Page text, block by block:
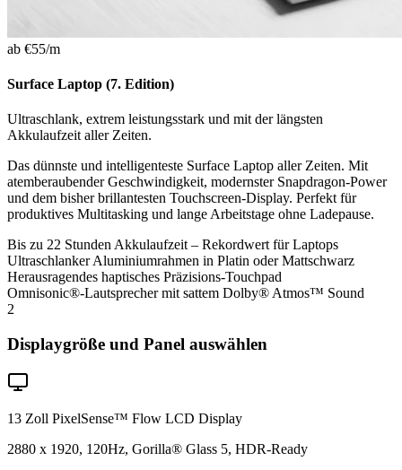
ab €55/m
Surface Laptop (7. Edition)
Ultraschlank, extrem leistungsstark und mit der längsten
Akkulaufzeit aller Zeiten.
Das dünnste und intelligenteste Surface Laptop aller Zeiten. Mit
atemberaubender Geschwindigkeit, modernster Snapdragon-Power
und dem bisher brillantesten Touchscreen-Display. Perfekt für
produktives Multitasking und lange Arbeitstage ohne Ladepause.
Bis zu 22 Stunden Akkulaufzeit – Rekordwert für Laptops
Ultraschlanker Aluminiumrahmen in Platin oder Mattschwarz
Herausragendes haptisches Präzisions-Touchpad
Omnisonic®-Lautsprecher mit sattem Dolby® Atmos™ Sound
2
Displaygröße und Panel auswählen
13 Zoll PixelSense™ Flow LCD Display
2880 x 1920, 120Hz, Gorilla® Glass 5, HDR-Ready